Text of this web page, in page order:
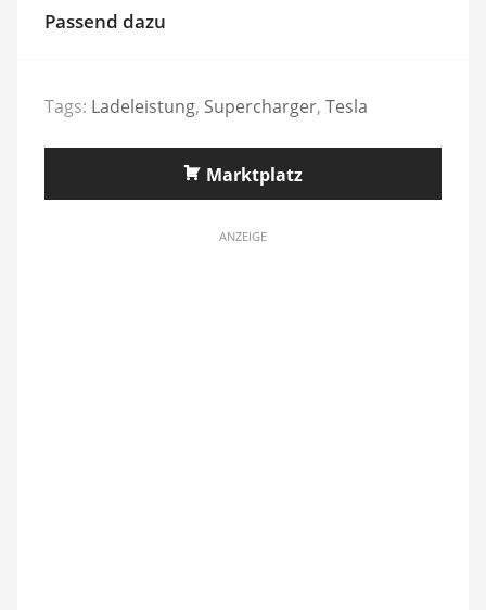
Passend dazu
Tags: Ladeleistung, Supercharger, Tesla
Marktplatz
ANZEIGE